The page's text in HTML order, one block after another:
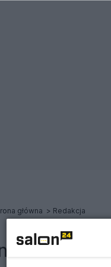
główna Redakcja
Rafał